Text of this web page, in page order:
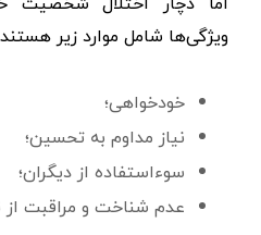
ویژگی‌ها شامل موارد زیر
خودخواهی؛
نیاز مداوم به تحسین؛
سوءاستفاده از دیگران؛
عدم شناخت و مراقبت از